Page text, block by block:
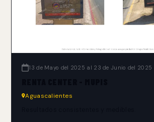
13 de Mayo del 2025 al 23 de Junio del 2025
Aguascalientes